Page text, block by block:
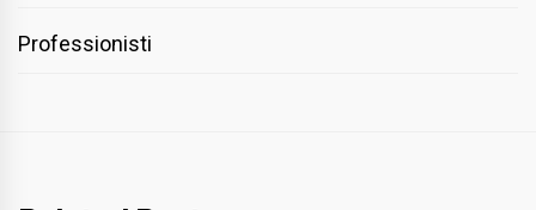
Professionisti